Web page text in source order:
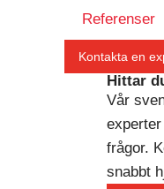
Referenser
Kontakta en
Hittar
Vår
frågor.
snabbt